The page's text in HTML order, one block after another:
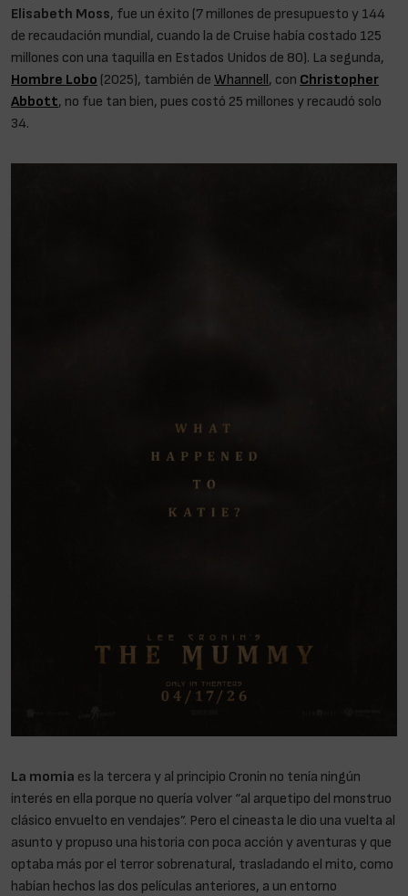
Elisabeth Moss, fue un éxito (7 millones de presupuesto y 144
de recaudación mundial, cuando la de Cruise había costado 125
millones con una taquilla en Estados Unidos de 80). La segunda,
Hombre Lobo (2025), también de Whannell , con Christopher
Abbott, no fue tan bien, pues costó 25 millones y recaudó solo
34.
La momia es la tercera y al principio Cronin no tenía ningún
interés en ella porque no quería volver “al arquetipo del monstruo
clásico envuelto en vendajes”. Pero el cineasta le dio una vuelta al
asunto y propuso una historia con poca acción y aventuras y que
optaba más por el terror sobrenatural, trasladando el mito, como
habían hechos las dos películas anteriores, a un entorno